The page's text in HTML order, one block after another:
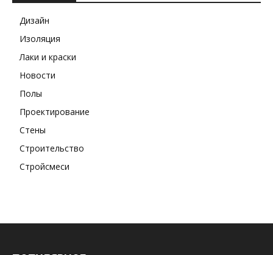
Дизайн
Изоляция
Лаки и краски
Новости
Полы
Проектирование
Стены
Строительство
Стройсмеси